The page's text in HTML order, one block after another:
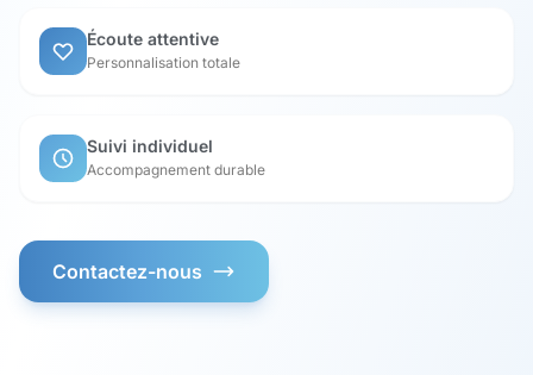
Écoute attentive
Personnalisation totale
Suivi individuel
Accompagnement durable
Contactez-nous